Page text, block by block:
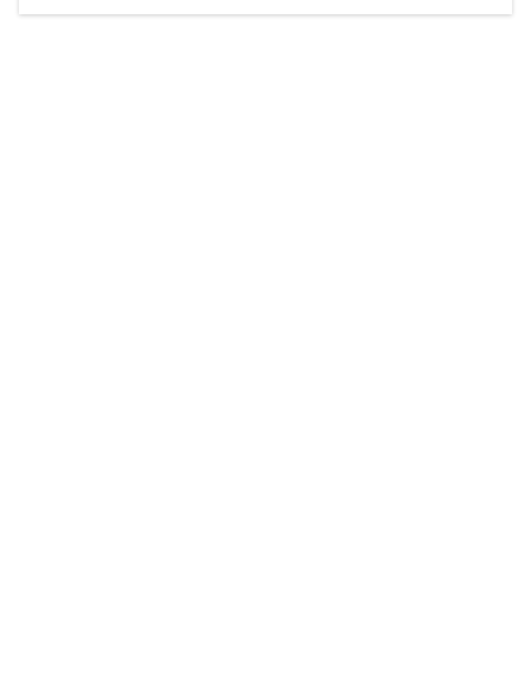
Der Weinbau dominert heute nicht mehr, ist aber integrativer